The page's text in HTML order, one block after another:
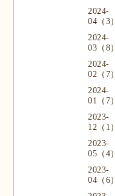
2024-
04（3）
2024-
03（8）
2024-
02（7）
2024-
01（7）
2023-
12（1）
2023-
05（4）
2023-
04（6）